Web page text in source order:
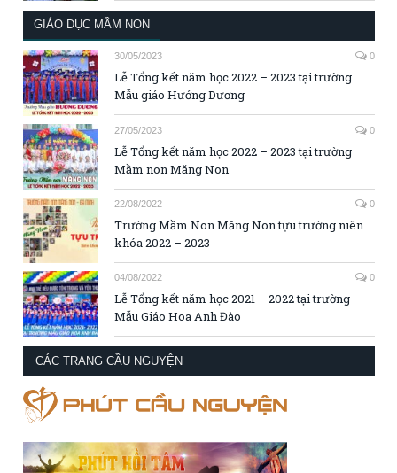
GIÁO DỤC MẦM NON
30/05/2023 0
Lễ Tổng kết năm học 2022 – 2023 tại trường
Mẫu giáo Hướng Dương
27/05/2023 0
Lễ Tổng kết năm học 2022 – 2023 tại trường
Mầm non Măng Non
22/08/2022 0
Trường Mầm Non Măng Non tựu trường niên
khóa 2022 – 2023
04/08/2022 0
Lễ Tổng kết năm học 2021 – 2022 tại trường
Mẫu Giáo Hoa Anh Đào
CÁC TRANG CẦU NGUYỆN